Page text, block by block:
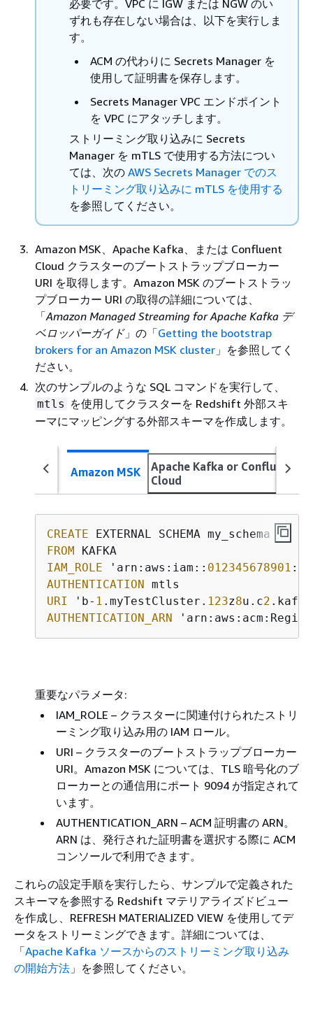
必要です。VPC に IGW または NGW のい
ずれも存在しない場合は、以下を実行しま
す。
ACM の代わりに Secrets Manager を
使用して証明書を保存します。
Secrets Manager VPC エンドポイント
を VPC にアタッチします。
ストリーミング取り込みに Secrets
Manager を mTLS で使用する方法につい
ては、次の AWS Secrets Manager でのス
トリーミング取り込みに mTLS を使用する
を参照してください。
Amazon MSK、Apache Kafka、または Confluent
Cloud クラスターのブートストラップブローカー
URI を取得します。Amazon MSK のブートストラッ
プブローカー URI の取得の詳細については、
「Amazon Managed Streaming for Apache Kafka デ
ベロッパーガイド」の「Getting the bootstrap
brokers for an Amazon MSK cluster 」を参照してく
ださい。
次のサンプルのような SQL コマンドを実行して、
mtls を使用してクラスターを Redshift 外部スキ
ーマにマッピングする外部スキーマを作成します。
Amazon MSK
Apache Kafka or Confluent
Cloud
CREATE
FROM
IAM_ROLE 'arn:aws:iam:: 012345678901
AUTHENTICATION
URI
'b- 1 .myTestCluster. 123z8u.c2
AUTHENTICATION_ARN
重要なパラメータ:
IAM_ROLE – クラスターに関連付けられたストリ
ーミング取り込み用の IAM ロール。
URI – クラスターのブートストラップブローカー
URI。Amazon MSK については、TLS 暗号化のブ
ローカーとの通信用にポート 9094 が指定されて
います。
AUTHENTICATION_ARN – ACM 証明書の ARN。
ARN は、発行された証明書を選択する際に ACM
コンソールで利用できます。
これらの設定手順を実行したら、サンプルで定義された
スキーマを参照する Redshift マテリアライズドビュー
を作成し、REFRESH MATERIALIZED VIEW を使用してデ
ータをストリーミングできます。詳細については、
「Apache Kafka ソースからのストリーミング取り込み
の開始方法 」を参照してください。